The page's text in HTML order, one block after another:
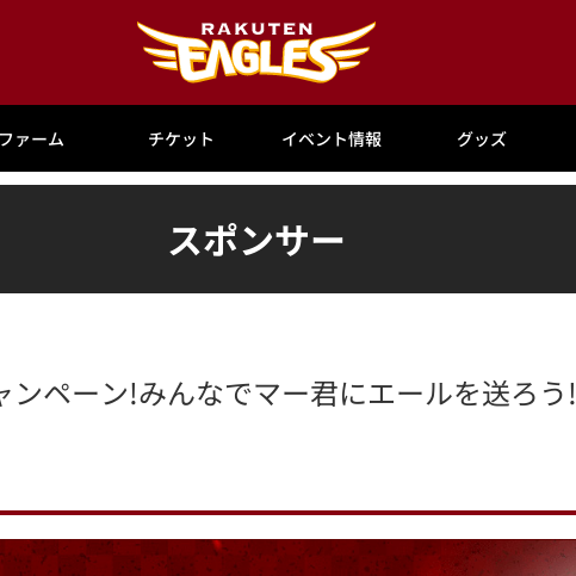
ファーム チケット イベント情報 グッズ
スポンサー
ンペーン!みんなでマー君にエールを送ろう!